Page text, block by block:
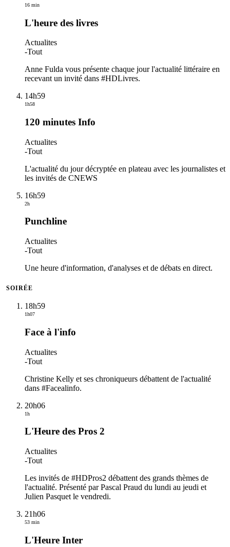
16 min
L'heure des livres
Actualites
-Tout
Anne Fulda vous présente chaque jour l'actualité littéraire en
recevant un invité dans #HDLivres.
14h59
1h58
120 minutes Info
Actualites
-Tout
L'actualité du jour décryptée en plateau avec les journalistes et
les invités de CNEWS
16h59
2h
Punchline
Actualites
-Tout
Une heure d'information, d'analyses et de débats en direct.
SOIRÉE
18h59
1h07
Face à l'info
Actualites
-Tout
Christine Kelly et ses chroniqueurs débattent de l'actualité
dans #Facealinfo.
20h06
1h
L'Heure des Pros 2
Actualites
-Tout
Les invités de #HDPros2 débattent des grands thèmes de
l'actualité. Présenté par Pascal Praud du lundi au jeudi et
Julien Pasquet le vendredi.
21h06
53 min
L'Heure Inter